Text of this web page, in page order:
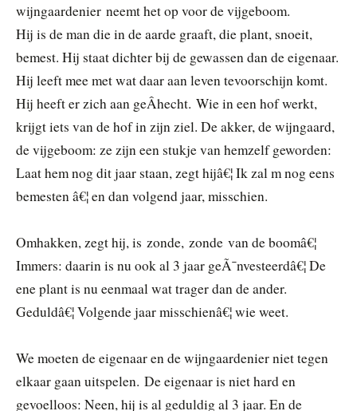
wijngaardenier neemt het op voor de vijgeboom.
Hij is de man die in de aarde graaft, die plant, snoeit,
bemest. Hij staat dichter bij de gewassen dan de eigenaar.
Hij leeft mee met wat daar aan leven tevoorschijn komt.
Hij heeft er zich aan geÂ­hecht. Wie in een hof werkt,
krijgt iets van de hof in zijn ziel. De akker, de wijngaard,
de vijgeboom: ze zijn een stukje van hemzelf geworden:
Laat hem nog dit jaar staan, zegt hijâ€¦ Ik zal m nog eens
bemesten â€¦ en dan volgend jaar, misschien.
Omhakken, zegt hij, is zonde, zonde van de boomâ€¦
Immers: daarin is nu ook al 3 jaar geÃ¯nvesteerdâ€¦ De
ene plant is nu eenmaal wat trager dan de ander.
Geduldâ€¦ Volgende jaar misschienâ€¦ wie weet.
We moeten de eigenaar en de wijngaardenier niet tegen
elkaar gaan uitspelen. De eigenaar is niet hard en
gevoelloos: Neen, hij is al geduldig al 3 jaar. En de